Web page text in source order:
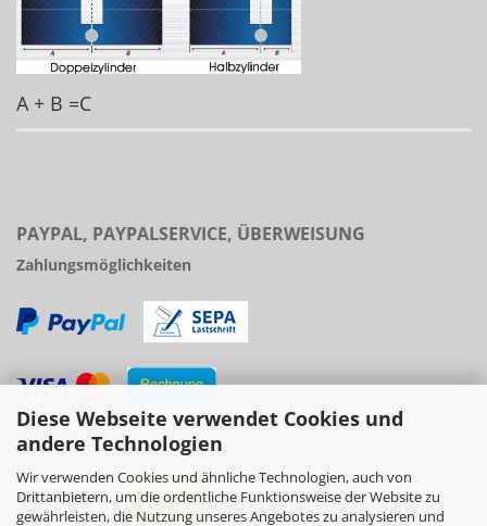
Diese Webseite verwendet Cookies und
andere Technologien
Wir verwenden Cookies und ähnliche Technologien, auch von
Drittanbietern, um die ordentliche Funktionsweise der Website zu
gewährleisten, die Nutzung unseres Angebotes zu analysieren und
A + B =C
PAYPAL, PAYPALSERVICE, ÜBERWEISUNG
Zahlungsmöglichkeiten
Versand